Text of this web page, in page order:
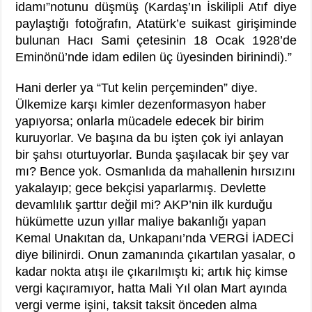
idamı”notunu düşmüş (Kardaş’ın İskilipli Atıf diye
paylaştığı fotoğrafın, Atatürk’e suikast girişiminde
bulunan Hacı Sami çetesinin 18 Ocak 1928’de
Eminönü’nde idam edilen üç üyesinden birinindi).”
Hani derler ya “Tut kelin perçeminden” diye.
Ülkemize karşı kimler dezenformasyon haber
yapıyorsa; onlarla mücadele edecek bir birim
kuruyorlar. Ve başına da bu işten çok iyi anlayan
bir şahsı oturtuyorlar. Bunda şaşılacak bir şey var
mı? Bence yok. Osmanlıda da mahallenin hırsızını
yakalayıp; gece bekçisi yaparlarmış. Devlette
devamlılık şarttır değil mi? AKP’nin ilk kurduğu
hükümette uzun yıllar maliye bakanlığı yapan
Kemal Unakıtan da, Unkapanı’nda VERGİ İADECİ
diye bilinirdi. Onun zamanında çıkartılan yasalar, o
kadar nokta atışı ile çıkarılmıştı ki; artık hiç kimse
vergi kaçıramıyor, hatta Mali Yıl olan Mart ayında
vergi verme işini, taksit taksit önceden alma